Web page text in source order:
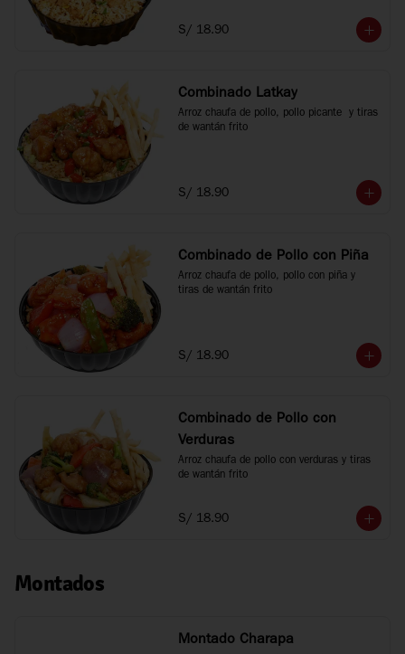
S/ 18.90
Combinado Latkay
Arroz chaufa de pollo, pollo picante  y tiras
de wantán frito
S/ 18.90
Combinado de Pollo con Piña
Arroz chaufa de pollo, pollo con piña y
tiras de wantán frito
S/ 18.90
Combinado de Pollo con
Verduras
Arroz chaufa de pollo con verduras y tiras
de wantán frito
S/ 18.90
Montados
Montado Charapa